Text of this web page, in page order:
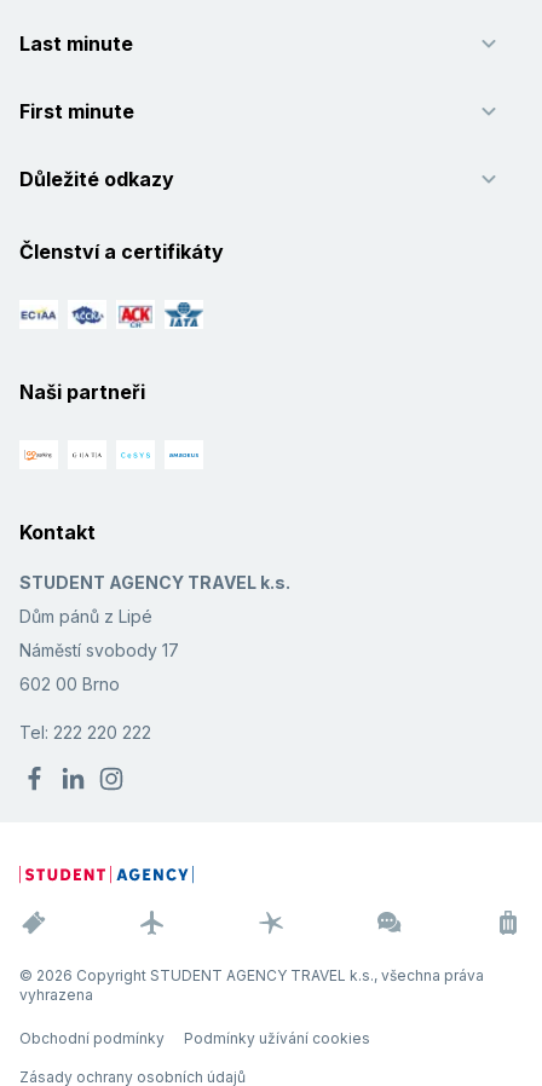
Last minute
First minute
Důležité odkazy
Členství a certifikáty
Naši partneři
Kontakt
STUDENT AGENCY TRAVEL k.s.
Dům pánů z Lipé
Náměstí svobody 17
602 00 Brno
Tel: 222 220 222
© 2026 Copyright STUDENT AGENCY TRAVEL k.s., všechna práva
vyhrazena
Obchodní podmínky Podmínky užívání cookies
Zásady ochrany osobních údajů